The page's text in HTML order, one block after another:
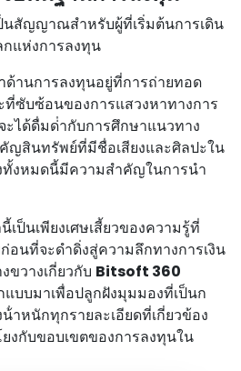
นสัญญาณสําหรับผู้ที่เริ่มต้นการเดิน
กแห่งการลงทุน
านการลงทุนอยู่ที่การถ่ายทอด
ซับซ้อนของการแสวงหาทางการ
ได้ดื่มด่ํากับการศึกษาแนวทาง
ญสินทรัพย์ที่มีชื่อเสียงและศิลปะใน
ทั้งหมดนี้มีความสําคัญในการนํา
เป็นเพียงเศษเสี้ยวของความรู้ที่
อนที่จะดําดิ่งสู่ความลึกทางการเงิน
ขวางเกี่ยวกับ Bitsoft 360
บบมาเพื่อปลูกฝังมุมมองที่เป็นก
าหนักทุกรายละเอียดที่เกี่ยวข้อง
งกับขอบเขตของการลงทุนใน